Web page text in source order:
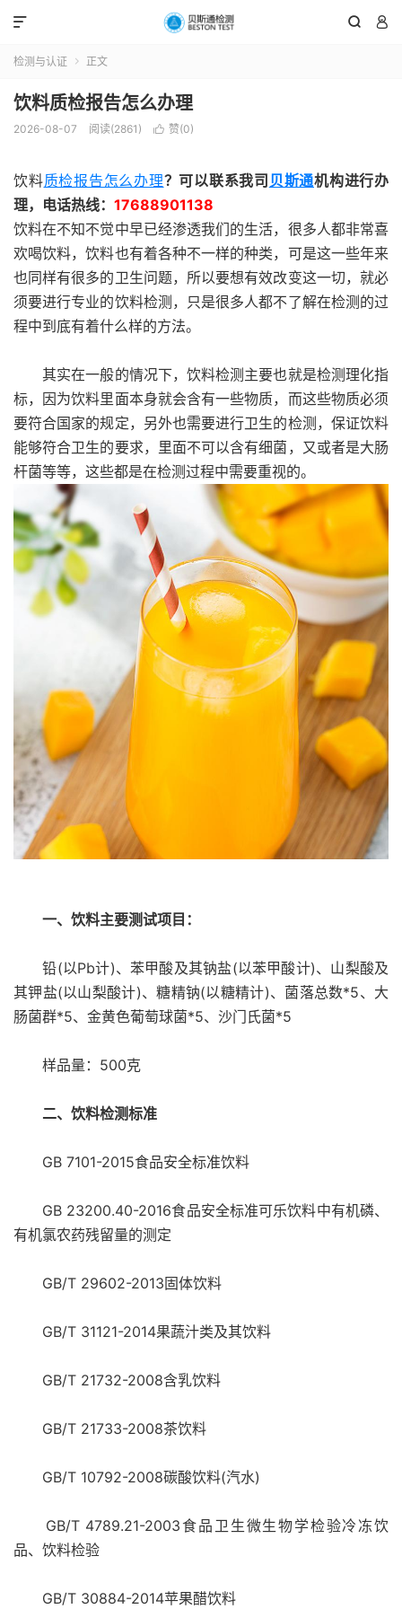
 

检测与认证  正文
饮料质检报告怎么办理
2026-08-07 阅读(2861)  赞(0)
饮料质检报告怎么办理？可以联系我司 贝斯通机构进行办
理，电话热线： 17688901138
饮料在不知不觉中早已经渗透我们的生活，很多人都非常喜
欢喝饮料，饮料也有着各种不一样的种类，可是这一些年来
也同样有很多的卫生问题，所以要想有效改变这一切，就必
须要进行专业的饮料检测，只是很多人都不了解在检测的过
程中到底有着什么样的方法。
其实在一般的情况下，饮料检测主要也就是检测理化指
标，因为饮料里面本身就会含有一些物质，而这些物质必须
要符合国家的规定，另外也需要进行卫生的检测，保证饮料
能够符合卫生的要求，里面不可以含有细菌，又或者是大肠
杆菌等等，这些都是在检测过程中需要重视的。
一、饮料主要测试项目：
铅(以Pb计)、苯甲酸及其钠盐(以苯甲酸计)、山梨酸及
其钾盐(以山梨酸计)、糖精钠(以糖精计)、菌落总数*5、大
肠菌群*5、金黄色葡萄球菌*5、沙门氏菌*5
样品量：500克
二、饮料检测标准
GB 7101-2015食品安全标准饮料
GB 23200.40-2016食品安全标准可乐饮料中有机磷、
有机氯农药残留量的测定
GB/T 29602-2013固体饮料
GB/T 31121-2014果蔬汁类及其饮料
GB/T 21732-2008含乳饮料
GB/T 21733-2008茶饮料
GB/T 10792-2008碳酸饮料(汽水)
GB/T 4789.21-2003食品卫生微生物学检验冷冻饮
品、饮料检验
GB/T 30884-2014苹果醋饮料